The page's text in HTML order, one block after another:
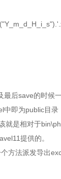
后save的时候
即为public目
就是相对于
提供的。
方法派发导出